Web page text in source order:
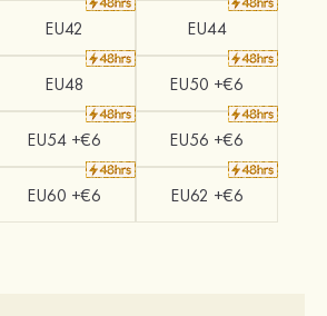
EU42 EU44
EU48 EU50 +€6
EU54 +€6 EU56 +€6
EU60 +€6 EU62 +€6